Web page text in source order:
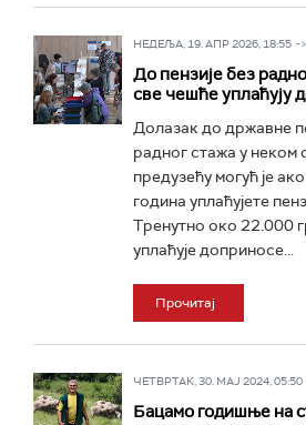
НЕДЕЉА, 19. АПР 2026, 18:55 -
До пензије без
све чешће уплаћују
Долазак до државне
радног стажа у неком
предузећу могућ је
година уплаћујете
Тренутно око 22.000
уплаћује доприносе...
Прочитај
ЧЕТВРТАК, 30. МАЈ 2024, 05:50
Бацамо годишње на